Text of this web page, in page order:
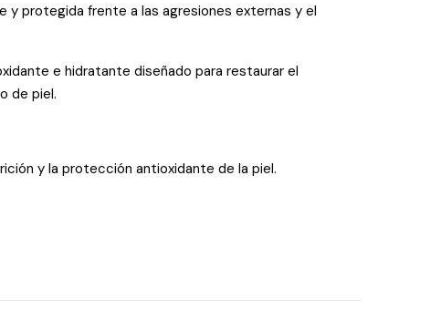
y protegida frente a las agresiones externas y el
e hidratante diseñado para restaurar el
de piel.
y la protección antioxidante de la piel.